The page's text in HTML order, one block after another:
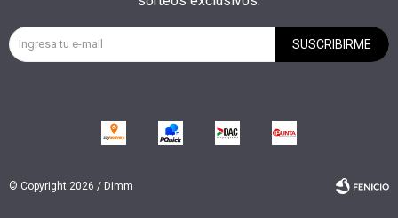
SUSCRIBIRME
© Copyright 2026 / Dimm